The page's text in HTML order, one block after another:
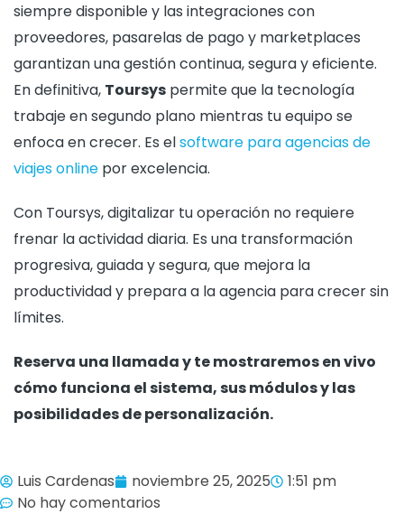
siempre disponible y las integraciones con
proveedores, pasarelas de pago y marketplaces
garantizan una gestión continua, segura y eficiente.
En definitiva, Toursys permite que la tecnología
trabaje en segundo plano mientras tu equipo se
enfoca en crecer. Es elsoftware para agencias de
viajes online por excelencia.
Con Toursys, digitalizar tu operación no requiere
frenar la actividad diaria. Es una transformación
progresiva, guiada y segura, que mejora la
productividad y prepara a la agencia para crecer sin
límites.
Reserva una llamada y te mostraremos en vivo
cómo funciona el sistema, sus módulos y las
posibilidades de personalización.
Luis Cardenas noviembre 25, 2025
1:51 pm
No hay comentarios